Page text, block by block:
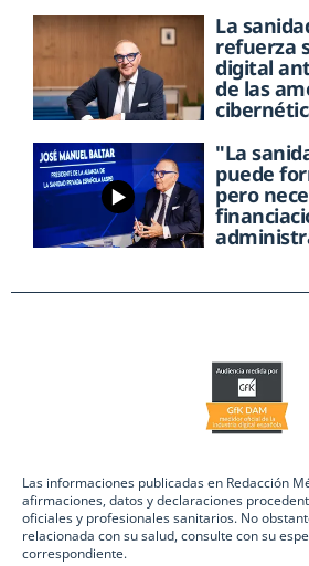
La
refuerza
digital
de las
"La
puede
pero
Las informaciones publicadas en Redacción
afirmaciones, datos y declaraciones
oficiales y profesionales sanitarios. No
relacionada con su salud, consulte con su
correspondiente.